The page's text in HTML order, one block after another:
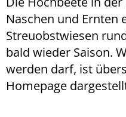
Naschen und Ernten
Streuobstwiesen
bald wieder Saison.
werden darf, ist
Homepage